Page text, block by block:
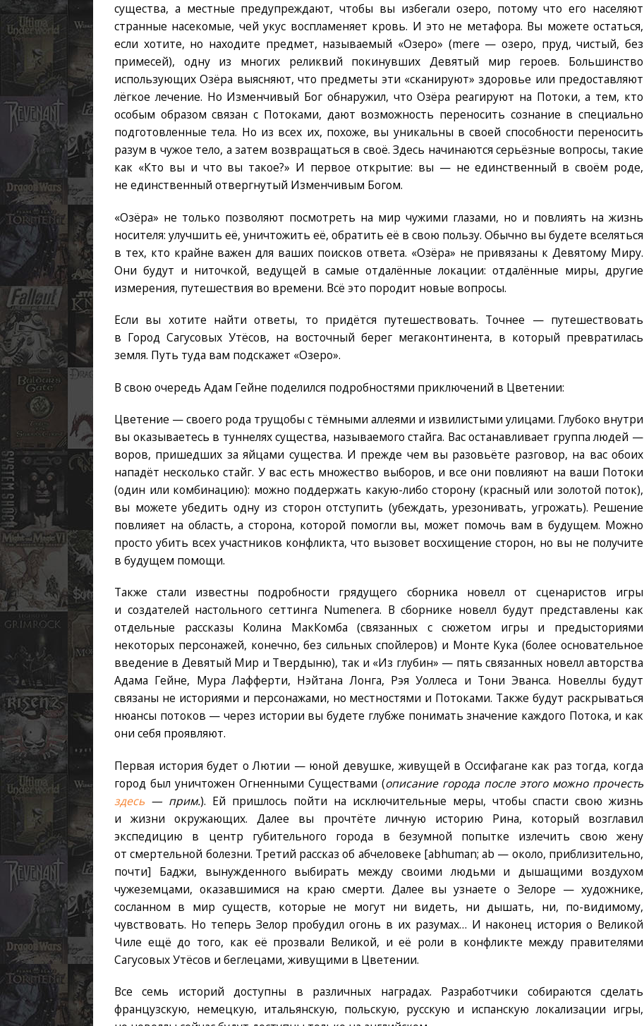
существа, а местные предупреждают, чтобы вы избегали озеро, потому что его населяют
странные насекомые, чей укус воспламеняет кровь. И это не метафора. Вы можете остаться,
если хотите, но находите предмет, называемый «Озеро» (mere — озеро, пруд, чистый, без
примесей), одну из многих реликвий покинувших Девятый мир героев. Большинство
использующих Озёра выясняют, что предметы эти «сканируют» здоровье или предоставляют
лёгкое лечение. Но Изменчивый Бог обнаружил, что Озёра реагируют на Потоки, а тем, кто
особым образом связан с Потоками, дают возможность переносить сознание в специально
подготовленные тела. Но из всех их, похоже, вы уникальны в своей способности переносить
разум в чужое тело, а затем возвращаться в своё. Здесь начинаются серьёзные вопросы, такие
как «Кто вы и что вы такое?» И первое открытие: вы — не единственный в своём роде,
не единственный отвергнутый Изменчивым Богом.
«Озёра» не только позволяют посмотреть на мир чужими глазами, но и повлиять на жизнь
носителя: улучшить её, уничтожить её, обратить её в свою пользу. Обычно вы будете вселяться
в тех, кто крайне важен для ваших поисков ответа. «Озёра» не привязаны к Девятому Миру.
Они будут и ниточкой, ведущей в самые отдалённые локации: отдалённые миры, другие
измерения, путешествия во времени. Всё это породит новые вопросы.
Если вы хотите найти ответы, то придётся путешествовать. Точнее — путешествовать
в Город Сагусовых Утёсов, на восточный берег мегаконтинента, в который превратилась
земля. Путь туда вам подскажет «Озеро».
В свою очередь Адам Гейне поделился подробностями приключений в Цветении:
Цветение — своего рода трущобы с тёмными аллеями и извилистыми улицами. Глубоко внутри
вы оказываетесь в туннелях существа, называемого стайга. Вас останавливает группа людей —
воров, пришедших за яйцами существа. И прежде чем вы разовьёте разговор, на вас обоих
нападёт несколько стайг. У вас есть множество выборов, и все они повлияют на ваши Потоки
(один или комбинацию): можно поддержать какую-либо сторону (красный или золотой поток),
вы можете убедить одну из сторон отступить (убеждать, урезонивать, угрожать). Решение
повлияет на область, а сторона, которой помогли вы, может помочь вам в будущем. Можно
просто убить всех участников конфликта, что вызовет восхищение сторон, но вы не получите
в будущем помощи.
Также стали известны подробности грядущего сборника новелл от сценаристов игры
и создателей настольного сеттинга Numenera. В сборнике новелл будут представлены как
отдельные рассказы Колина МакКомба (связанных с сюжетом игры и предысториями
некоторых персонажей, конечно, без сильных спойлеров) и Монте Кука (более основательное
введение в Девятый Мир и Твердыню), так и «Из глубин» — пять связанных новелл авторства
Адама Гейне, Мура Лафферти, Нэйтана Лонга, Рэя Уоллеса и Тони Эванса. Новеллы будут
связаны не историями и персонажами, но местностями и Потоками. Также будут раскрываться
нюансы потоков — через истории вы будете глубже понимать значение каждого Потока, и как
они себя проявляют.
Первая история будет о Лютии — юной девушке, живущей в Оссифагане как раз тогда, когда
город был уничтожен Огненными Существами (описание города после этого можно прочесть
здесь — прим.). Ей пришлось пойти на исключительные меры, чтобы спасти свою жизнь
и жизни окружающих. Далее вы прочтёте личную историю Рина, который возглавил
экспедицию в центр губительного города в безумной попытке излечить свою жену
от смертельной болезни. Третий рассказ об абчеловеке [abhuman; ab — около, приблизительно,
почти] Баджи, вынужденного выбирать между своими людьми и дышащими воздухом
чужеземцами, оказавшимися на краю смерти. Далее вы узнаете о Зелоре — художнике,
сосланном в мир существ, которые не могут ни видеть, ни дышать, ни, по-видимому,
чувствовать. Но теперь Зелор пробудил огонь в их разумах… И наконец история о Великой
Чиле ещё до того, как её прозвали Великой, и её роли в конфликте между правителями
Сагусовых Утёсов и беглецами, живущими в Цветении.
Все семь историй доступны в различных наградах. Разработчики собираются сделать
французскую, немецкую, итальянскую, польскую, русскую и испанскую локализации игры,